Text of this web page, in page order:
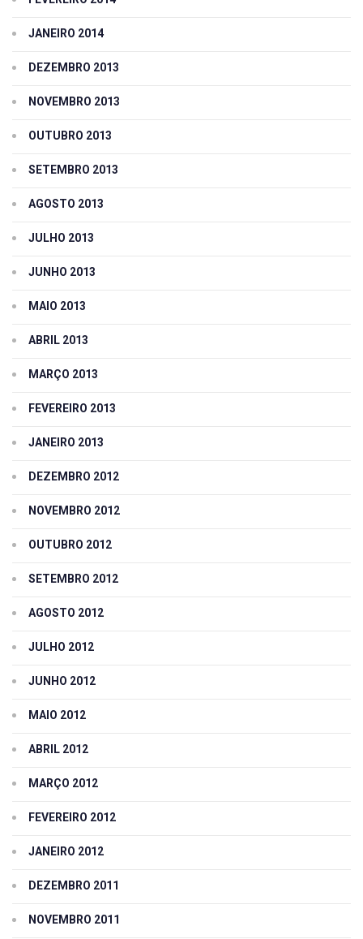
JANEIRO 2014
DEZEMBRO 2013
NOVEMBRO 2013
OUTUBRO 2013
SETEMBRO 2013
AGOSTO 2013
JULHO 2013
JUNHO 2013
MAIO 2013
ABRIL 2013
MARÇO 2013
FEVEREIRO 2013
JANEIRO 2013
DEZEMBRO 2012
NOVEMBRO 2012
OUTUBRO 2012
SETEMBRO 2012
AGOSTO 2012
JULHO 2012
JUNHO 2012
MAIO 2012
ABRIL 2012
MARÇO 2012
FEVEREIRO 2012
JANEIRO 2012
DEZEMBRO 2011
NOVEMBRO 2011